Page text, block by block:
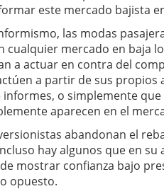
este mercado bajista
las modas
cualquier mercado en baja
a actuar en contra del
a partir de sus propios
o simplemente que
aparecen en el
abandonan el
hay algunos que en su
mostrar confianza bajo
opuesto.